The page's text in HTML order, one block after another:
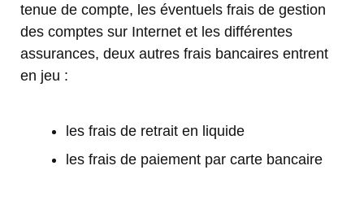
tenue de compte, les éventuels frais de gestion
des comptes sur Internet et les différentes
assurances, deux autres frais bancaires entrent
en jeu :
les frais de retrait en liquide
les frais de paiement par carte bancaire